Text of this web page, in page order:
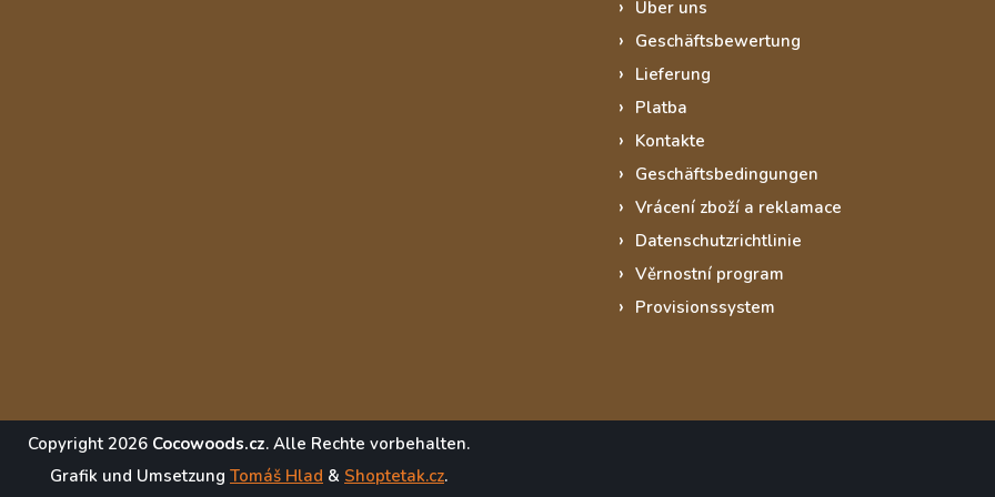
Über uns
Geschäftsbewertung
Lieferung
Platba
Kontakte
Geschäftsbedingungen
Vrácení zboží a reklamace
Datenschutzrichtlinie
Věrnostní program
Provisionssystem
Copyright 2026 Cocowoods.cz. Alle Rechte vorbehalten.
Grafik und Umsetzung Tomáš Hlad & Shoptetak.cz.